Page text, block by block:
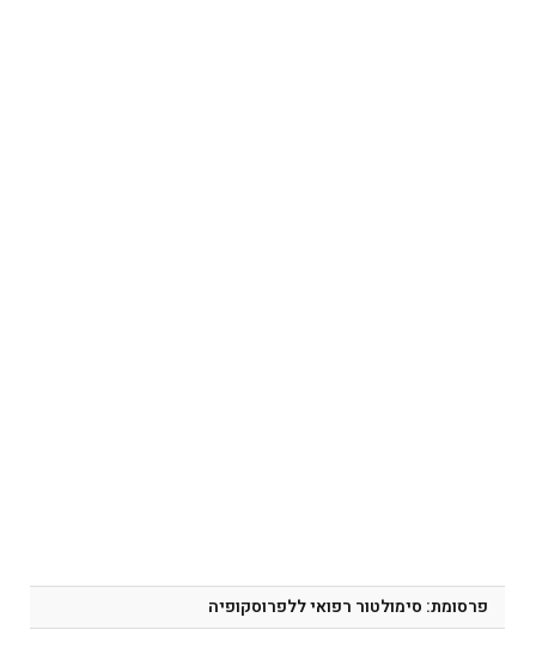
פרסומת: סימולטור רפואי ללפרוסקופיה